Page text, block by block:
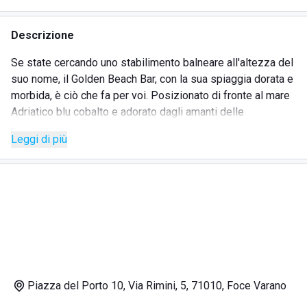
Descrizione
Se state cercando uno stabilimento balneare all'altezza del
suo nome, il Golden Beach Bar, con la sua spiaggia dorata e
morbida, è ciò che fa per voi. Posizionato di fronte al mare
Adriatico blu cobalto e adorato dagli amanti delle
posto da sogno.
Per prima cosa, qui i clienti hanno la possibilità di
freschi e di qualità, tornano qui da anni per assaporare le
Leggi di più
Piazza del Porto 10, Via Rimini, 5, 71010, Foce Varano